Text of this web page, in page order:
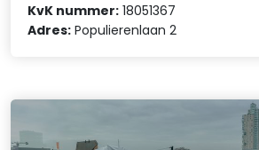
KvK nummer: 18051367
Adres: Populierenlaan 2